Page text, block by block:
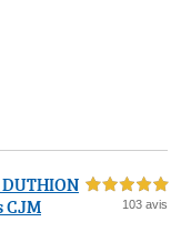
CJM
5,0 étoiles sur 5
103 avis